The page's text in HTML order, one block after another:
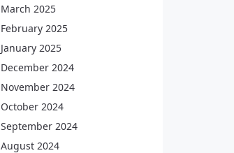
March 2025
February 2025
January 2025
December 2024
November 2024
October 2024
September 2024
August 2024